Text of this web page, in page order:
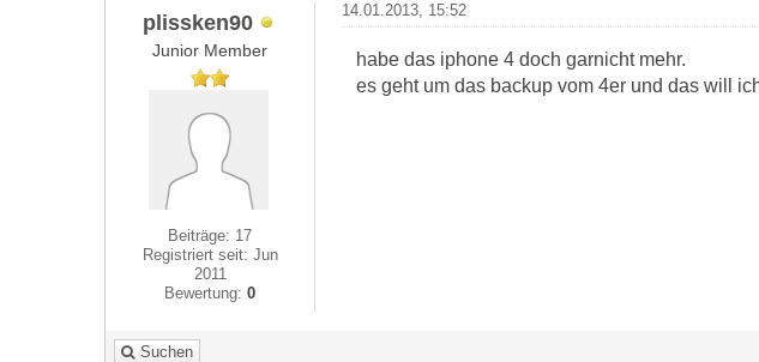
plissken90
Junior Member
Beiträge: 17
Registriert seit: Jun
2011
Bewertung:0
14.01.2013, 15:52
habe das iphone 4 doch garnicht mehr.
es geht um das backup vom 4er und das will
Suchen